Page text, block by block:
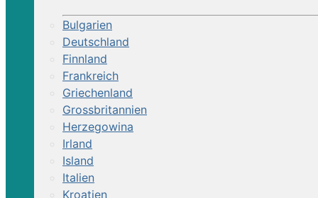
Über Uns
Bulgarien
Deutschland
Finnland
Frankreich
Griechenland
Grossbritannien
Herzegowina
Irland
Island
Italien
Kroatien